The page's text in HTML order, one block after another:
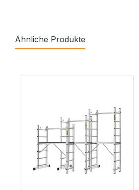
Ähnliche Produkte